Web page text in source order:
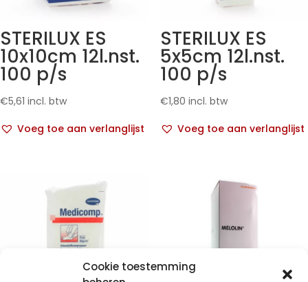
Cookie toestemming
STERILUX ES
10x10cm 12l.nst.
100 p/s
€5,61 incl. btw
Voeg toe aan verlanglijst
STERILUX ES
5x5cm 12l.nst.
100 p/s
€1,80 incl. btw
Voeg toe aan verlanglijst